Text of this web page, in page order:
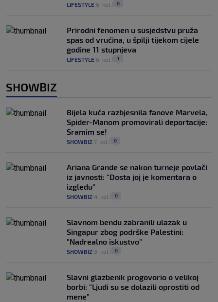
LIFESTYLE 6. kol. 0
Prirodni fenomen u susjedstvu pruža
spas od vrućina, u špilji tijekom cijele
godine 11 stupnjeva
LIFESTYLE 6. kol. 1
SHOWBIZ
Bijela kuća razbjesnila fanove Marvela,
Spider-Manom promovirali deportacije:
Sramim se!
SHOWBIZ 7. kol. 0
Ariana Grande se nakon turneje povlači
iz javnosti: "Dosta joj je komentara o
izgledu"
SHOWBIZ 4. kol. 0
Slavnom bendu zabranili ulazak u
Singapur zbog podrške Palestini:
"Nadrealno iskustvo"
SHOWBIZ 3. kol. 0
Slavni glazbenik progovorio o velikoj
borbi: "Ljudi su se dolazili oprostiti od
mene"